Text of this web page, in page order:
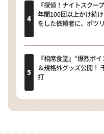
『探偵！ナイトスクー
年間100回以上かけ続
をした依頼者に、ポツ
『相席食堂』“爆烈ボ
＆規格外グッズ公開！
打